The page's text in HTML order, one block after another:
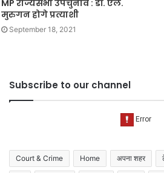
MP राज्यसभा उपचुनाव : डॉ. एल.
मुरुगन होगे प्रत्याशी
September 18, 2021
Subscribe to our channel
Court & Crime Home अपना शहर